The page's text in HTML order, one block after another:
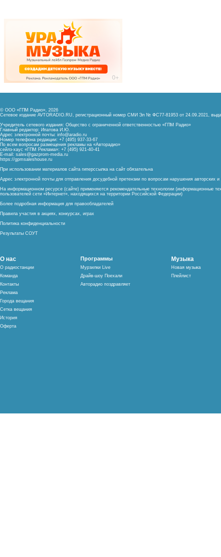
© ООО «ГПМ Радио», 2026
Сетевое издание AVTORADIO.RU, регистрационный номер СМИ Эл № ФС77-81953 от 24.09.2021,
Учредитель сетевого издания: Общество с ограниченной ответственностью «ГПМ Радио»
Главный редактор: Ипатова И.Ю.
Адрес электронной почты: info@aradio.ru
Номер телефона редакции: +7 (495) 937-33-67
По всем вопросам размещения рекламы на «Авторадио»
сейлз-хаус «ГПМ Реклама»: +7 (495) 921-40-41
E-mail: sales@gazprom-media.ru
https://gpmsaleshouse.ru
При использовании материалов сайта гиперссылка на сайт обязательна
Адрес электронной почты для отправления досудебной претензии по вопросам нарушения авторских
На информационном ресурсе (сайте) применяются рекомендательные технологии (информационные
пользователей сети «Интернет», находящихся на территории Российской Федерации)
Более подробная информация для правообладателей
Правила участия в акциях, конкурсах, играх
Политика конфиденциальности
Результаты СОУТ
О нас
О радиостанции
Команда
Контакты
Реклама
Города вещания
Сетка вещания
История
Оферта
Программы
Мурзилки Live
Драйв-шоу Поехали
Авторадио поздравляет
Музыка
Новая музыка
Плейлист